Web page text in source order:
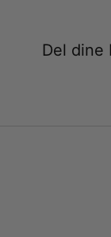
Del dine